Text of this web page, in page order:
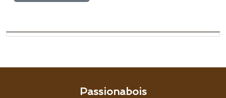
Passionabois